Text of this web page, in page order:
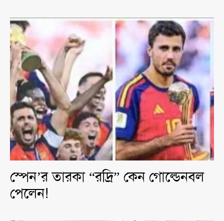
স্পেন’র তারকা “রদ্রি” কেন গোল্ডেনবল
পেলেন!